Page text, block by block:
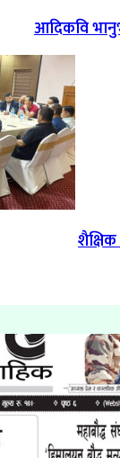
आदिकवि